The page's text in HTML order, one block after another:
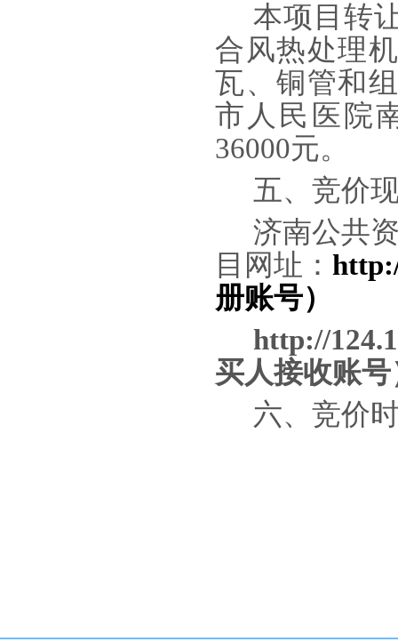
本项目转
合风热处理
瓦、铜管和
市人民医院
36000元。
五、 竞价
济南公共
目网址：
册账号）
http://
买人接收账号
六、 竞价